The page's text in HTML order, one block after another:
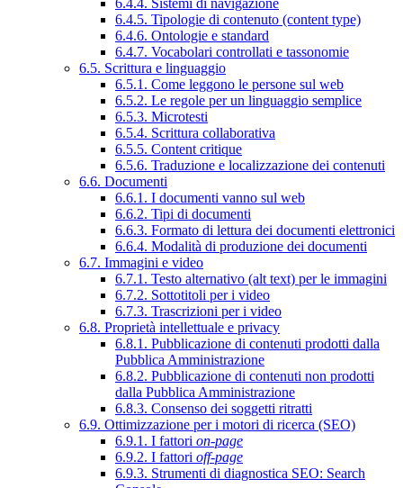
6.4.5. Tipologie di contenuto (content type)
6.4.6. Ontologie e standard
6.4.7. Vocabolari controllati e tassonomie
6.5. Scrittura e linguaggio
6.5.1. Come leggono le persone sul web
6.5.2. Le regole per un linguaggio semplice
6.5.3. Microtesti
6.5.4. Scrittura collaborativa
6.5.5. Content critique
6.5.6. Traduzione e localizzazione dei contenuti
6.6. Documenti
6.6.1. I documenti vanno sul web
6.6.2. Tipi di documenti
6.6.3. Formato di lettura dei documenti elettronici
6.6.4. Modalità di produzione dei documenti
6.7. Immagini e video
6.7.1. Testo alternativo (alt text) per le immagini
6.7.2. Sottotitoli per i video
6.7.3. Trascrizioni per i video
6.8. Proprietà intellettuale e privacy
6.8.1. Pubblicazione di contenuti prodotti dalla
Pubblica Amministrazione
6.8.2. Pubblicazione di contenuti non prodotti
dalla Pubblica Amministrazione
6.8.3. Consenso dei soggetti ritratti
6.9. Ottimizzazione per i motori di ricerca (SEO)
6.9.1. I fattori on-page
6.9.2. I fattori off-page
6.9.3. Strumenti di diagnostica SEO: Search